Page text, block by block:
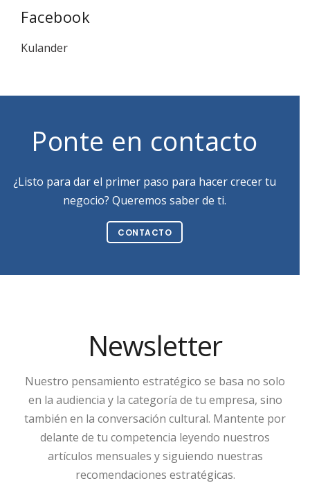
Facebook
Kulander
Ponte en contacto
¿Listo para dar el primer paso para hacer crecer tu
negocio? Queremos saber de ti.
CONTACTO
Newsletter
Nuestro pensamiento estratégico se basa no solo
en la audiencia y la categoría de tu empresa, sino
también en la conversación cultural. Mantente por
delante de tu competencia leyendo nuestros
artículos mensuales y siguiendo nuestras
recomendaciones estratégicas.